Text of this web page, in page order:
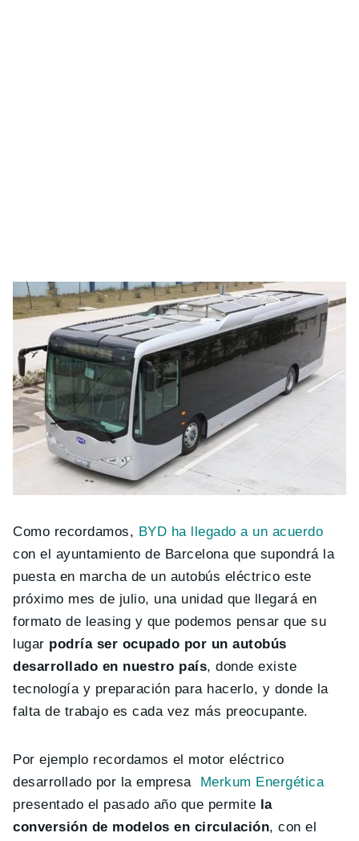
Como recordamos, BYD ha llegado a un acuerdo
con el ayuntamiento de Barcelona que supondrá la
puesta en marcha de un autobús eléctrico este
próximo mes de julio, una unidad que llegará en
formato de leasing y que podemos pensar que su
lugar podría ser ocupado por un autobús
desarrollado en nuestro país, donde existe
tecnología y preparación para hacerlo, y donde la
falta de trabajo es cada vez más preocupante.
Por ejemplo recordamos el motor eléctrico
desarrollado por la empresa
Merkum Energética
presentado el pasado año que permite la
conversión de modelos en circulación, con el